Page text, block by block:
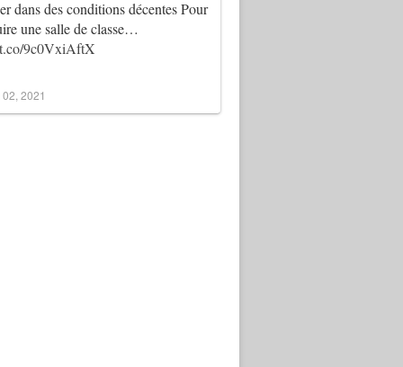
dans des conditions décentes Pour
une salle de classe…
9c0VxiAftX
2021